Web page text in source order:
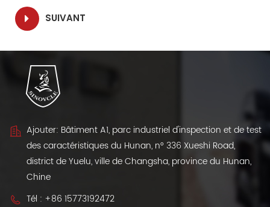
SUIVANT
Ajouter: Bâtiment A1, parc industriel d'inspection et de test
des caractéristiques du Hunan, n° 336 Xueshi Road,
district de Yuelu, ville de Changsha, province du Hunan,
Chine
Tél : +86 15773192472